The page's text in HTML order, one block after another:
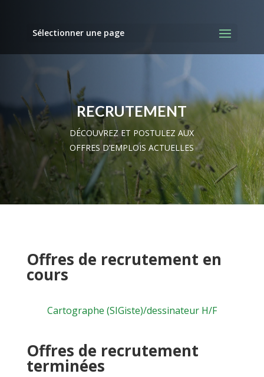
Sélectionner une page
RECRUTEMENT
DÉCOUVREZ ET POSTULEZ AUX
OFFRES D’EMPLOIS ACTUELLES
Offres de recrutement en
cours
Cartographe (SIGiste)/dessinateur H/F
Offres de recrutement
terminées